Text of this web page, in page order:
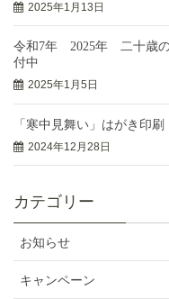
2025年1月13日
令和7年 2025年 二十歳の
付中
2025年1月5日
「寒中見舞い」はがき印
2024年12月28日
カテゴリー
お知らせ
キャンペーン